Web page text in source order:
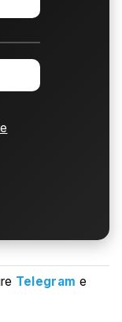
Telegram e